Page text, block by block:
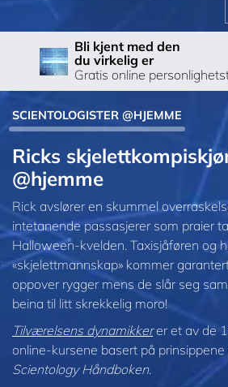
Bli kjent med den
du virkelig er
Gratis online
SCIENTOLOGISTER @HJEMME
Ricks
@hjemme
Rick avslører en skummel
intetanende passasjerer som praier
Halloween-kvelden. Taxisjåføren og
«skjelettmannskap» kommer
oppover rygger mens de slår seg
beina til litt skrekkelig moro!
Tilværelsens dynamikkerer et av de
online-kursene basert på prinsippene
Scientology Håndboken.